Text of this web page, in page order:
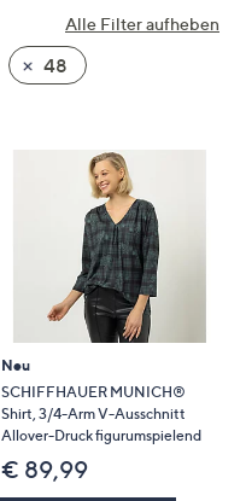
Alle Filter aufheben
48
Neu
SCHIFFHAUER MUNICH®
Shirt, 3/4-Arm V-Ausschnitt
Allover-Druck figurumspielend
€ 89,99